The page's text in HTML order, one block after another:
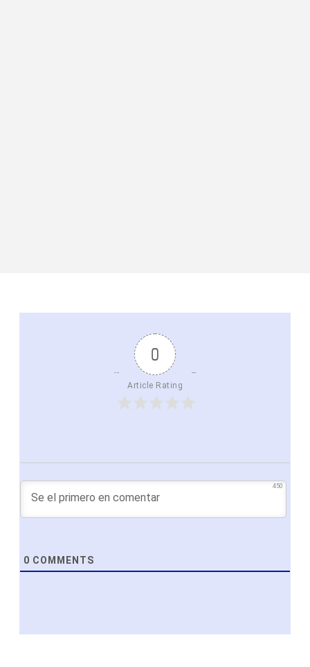
0
Article Rating
450
0 COMMENTS